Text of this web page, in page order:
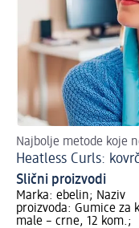
Najbolje metode koje
Heatless Curls:
Slični proizvodi
Marka: ebelin; Naziv
proizvoda: Gumice za
male – crne, 12 kom.;